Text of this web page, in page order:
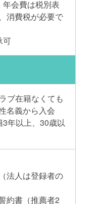
会費は税別表
消費税が必要で
可
ブ在籍なくても
名義から入会
年以上、30歳以
法人は登録者の
約書（推薦者2